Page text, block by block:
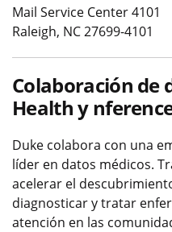
Mail Service Center 4101
Raleigh, NC 27699-4101
Colaboración de
Health y
Duke colabora con una
líder en datos médicos.
acelerar el
diagnosticar y tratar
atención en las